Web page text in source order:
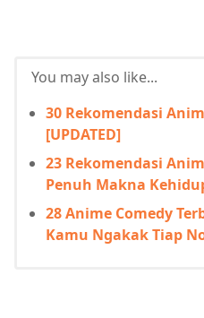
You may also like...
30 Rekomendasi
[UPDATED]
23 Rekomendasi
Penuh Makna
28 Anime Comedy
Kamu Ngakak Tiap